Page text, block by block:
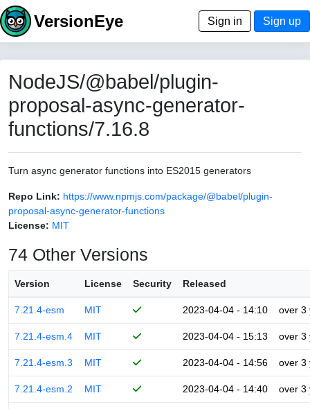
VersionEye Sign in Sign up
NodeJS/@babel/plugin-
proposal-async-generator-
functions/7.16.8
Turn async generator functions into ES2015 generators
Repo Link: https://www.npmjs.com/package/@babel/plugin-
proposal-async-generator-functions
License: MIT
74 Other Versions
Version License Security Released
7.21.4-esm MIT 2023-04-04 - 14:10 over 3
7.21.4-esm.4 MIT 2023-04-04 - 15:13 over 3
7.21.4-esm.3 MIT 2023-04-04 - 14:56 over 3
7.21.4-esm.2 MIT 2023-04-04 - 14:40 over 3